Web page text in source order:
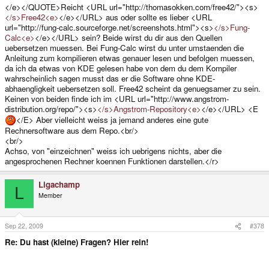
</e></QUOTE>Reicht <URL url="http://thomasokken.com/free42/"><s>
</s>Free42<e></e></URL> aus oder sollte es lieber <URL
url="http://fung-calc.sourceforge.net/screenshots.html"><s></s>Fung-
Calc<e></e></URL> sein? Beide wirst du dir aus den Quellen
uebersetzen muessen. Bei Fung-Calc wirst du unter umstaenden die
Anleitung zum kompilieren etwas genauer lesen und befolgen muessen,
da ich da etwas von KDE gelesen habe von dem du dem Kompiler
wahrscheinlich sagen musst das er die Software ohne KDE-
abhaengligkeit uebersetzen soll. Free42 scheint da genuegsamer zu sein.
Keinen von beiden finde ich im <URL url="http://www.angstrom-
distribution.org/repo/"><s></s>Angstrom-Repository<e></e></URL> <E
</E> Aber vielleicht weiss ja jemand anderes eine gute
Rechnersoftware aus dem Repo.<br/>
<br/>
Achso, von "einzeichnen" weiss ich uebrigens nichts, aber die
angesprochenen Rechner koennen Funktionen darstellen.</r>
L Ligachamp
Member
Sep 22, 2009 #378
Re: Du hast (kleine) Fragen? Hier rein!